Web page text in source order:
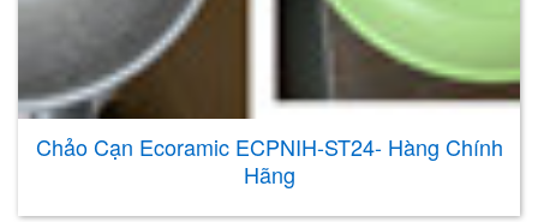
Chảo Cạn Ecoramic ECPNIH-ST24- Hàng Chính
Hãng